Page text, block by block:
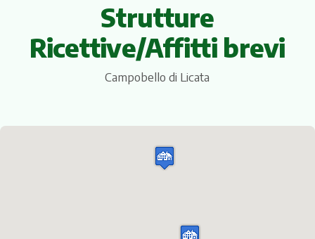
Aziende
Strutture
Ricettive/Affitti brevi
Campobello di Licata